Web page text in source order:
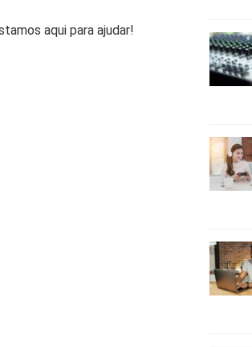
aqui para ajudar!